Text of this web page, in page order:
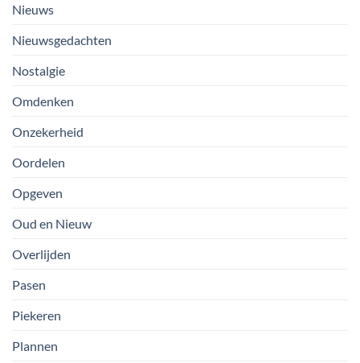
Nieuws
Nieuwsgedachten
Nostalgie
Omdenken
Onzekerheid
Oordelen
Opgeven
Oud en Nieuw
Overlijden
Pasen
Piekeren
Plannen